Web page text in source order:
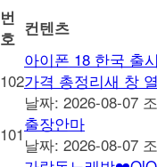
번
호 컨텐츠
102
아이폰 18 한국 출
가격 총정리새 창
날짜: 2026-08-07
101출장안마
날짜: 2026-08-07